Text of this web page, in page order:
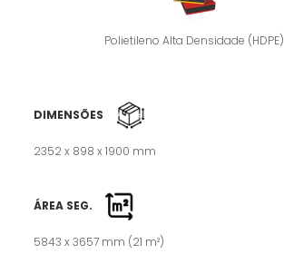
Polietileno Alta Densidade (HDPE)
DIMENSÕES
2352 x 898 x 1900 mm
ÁREA SEG.
5843 x 3657 mm (21 m²)